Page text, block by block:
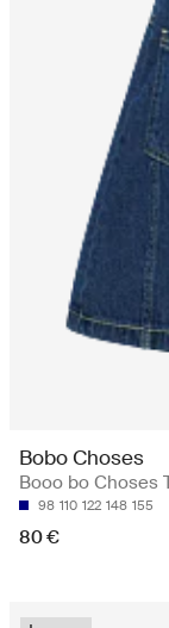
Bobo Choses
Booo bo Choses
98 110 122 148 155
80 €